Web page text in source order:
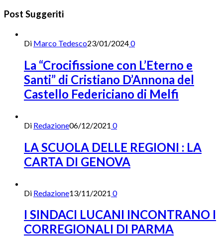
Post Suggeriti
Di Marco Tedesco23/01/20240
La “Crocifissione con L’Eterno e
Santi” di Cristiano D’Annona del
Castello Federiciano di Melfi
Di Redazione06/12/2021 0
LA SCUOLA DELLE REGIONI : LA
CARTA DI GENOVA
Di Redazione13/11/2021 0
I SINDACI LUCANI INCONTRANO I
CORREGIONALI DI PARMA